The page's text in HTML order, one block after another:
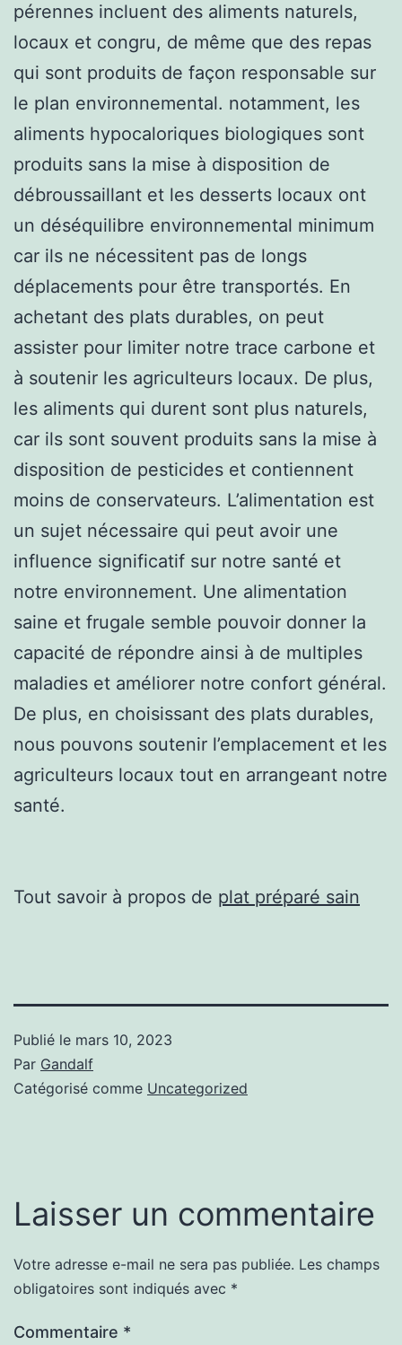
pérennes incluent des aliments naturels,
locaux et congru, de même que des repas
qui sont produits de façon responsable sur
le plan environnemental. notamment, les
aliments hypocaloriques biologiques sont
produits sans la mise à disposition de
débroussaillant et les desserts locaux ont
un déséquilibre environnemental minimum
car ils ne nécessitent pas de longs
déplacements pour être transportés. En
achetant des plats durables, on peut
assister pour limiter notre trace carbone et
à soutenir les agriculteurs locaux. De plus,
les aliments qui durent sont plus naturels,
car ils sont souvent produits sans la mise à
disposition de pesticides et contiennent
moins de conservateurs. L’alimentation est
un sujet nécessaire qui peut avoir une
influence significatif sur notre santé et
notre environnement. Une alimentation
saine et frugale semble pouvoir donner la
capacité de répondre ainsi à de multiples
maladies et améliorer notre confort général.
De plus, en choisissant des plats durables,
nous pouvons soutenir l’emplacement et les
agriculteurs locaux tout en arrangeant notre
santé.
Tout savoir à propos de plat préparé sain
Publié le mars 10, 2023
Par Gandalf
Catégorisé comme Uncategorized
Laisser un commentaire
Votre adresse e-mail ne sera pas publiée. Les champs
obligatoires sont indiqués avec *
Commentaire *